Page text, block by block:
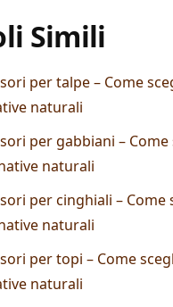
Simili
per talpe – Come
naturali
per gabbiani –
naturali
per cinghiali – Come
naturali
per topi – Come
naturali